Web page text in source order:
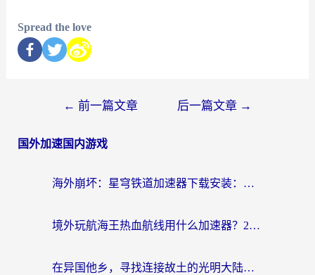
Spread the love
← 前一篇文章 后一篇文章 →
国外加速国内游戏
海外崩坏：星穹铁道加速器下载安装：一份给游子的终极网络指南
境外玩航海王热血航线用什么加速器？2026海外玩家实测最优方案（附欧洲问道堡垒前线加速技巧）
在异国他乡，寻找连接故土的光明大陆免费加速器